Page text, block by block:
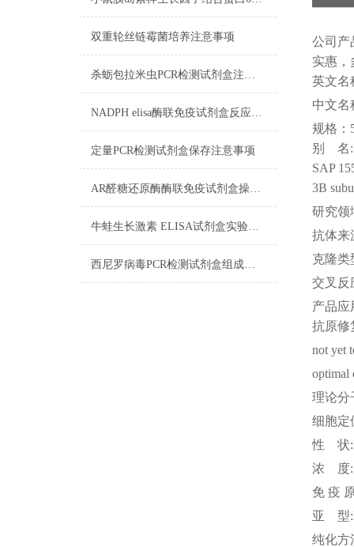
双重轮丝链霉菌培养​注意事项
杀蛎包拉米虫PCR检测试剂盒注意事项
NADPH elisa酶联免疫试剂盒反应步骤
定量PCR检测试剂盒保存注意事项
AR醛糖还原酶酶联免疫试剂盒操作步骤
牛蛙生长激素 ELISA试剂盒实验操作注意事项
西尼罗病毒PCR检测试剂盒组成及试剂配制
公司 产
实惠，
英文名
中文名
规格：
别
名
SAP
3B
研究领
抗体来
克隆类
交叉反
产品应
抗原修
not yet
optimal
理论分
细胞定
性
状
浓
度
免 疫
亚
型
纯化方